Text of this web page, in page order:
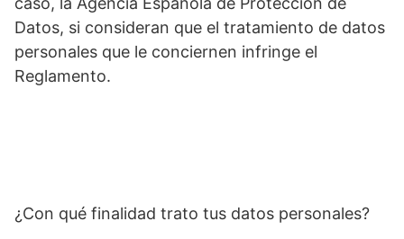
Datos, si consideran que el tratamiento de datos
personales que le conciernen infringe el
Reglamento.
¿Con qué finalidad trato tus datos personales?